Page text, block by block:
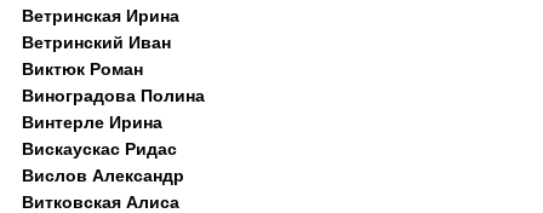
Ветринская Ирина
Ветринский Иван
Виктюк Роман
Виноградова Полина
Винтерле Ирина
Вискаускас Ридас
Вислов Александр
Витковская Алиса